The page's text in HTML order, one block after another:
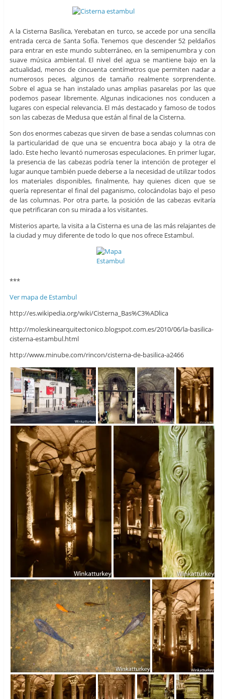
A la Cisterna Basílica, Yerebatan en turco, se accede por una sencilla
entrada cerca de Santa Sofía. Tenemos que descender 52 peldaños
para entrar en este mundo subterráneo, en la semipenumbra y con
suave música ambiental. El nivel del agua se mantiene bajo en la
actualidad, menos de cincuenta centímetros que permiten nadar a
numerosos peces, algunos de tamaño realmente sorprendente.
Sobre el agua se han instalado unas amplias pasarelas por las que
podemos pasear libremente. Algunas indicaciones nos conducen a
lugares con especial relevancia. El más destacado y famoso de todos
son las cabezas de Medusa que están al final de la Cisterna.
Son dos enormes cabezas que sirven de base a sendas columnas con
la particularidad de que una se encuentra boca abajo y la otra de
lado. Este hecho levantó numerosas especulaciones. En primer lugar,
la presencia de las cabezas podría tener la intención de proteger el
lugar aunque también puede deberse a la necesidad de utilizar todos
los materiales disponibles, finalmente, hay quienes dicen que se
quería representar el final del paganismo, colocándolas bajo el peso
de las columnas. Por otra parte, la posición de las cabezas evitaría
que petrificaran con su mirada a los visitantes.
Misterios aparte, la visita a la Cisterna es una de las más relajantes de
la ciudad y muy diferente de todo lo que nos ofrece Estambul.
***
Ver mapa de Estambul
http://es.wikipedia.org/wiki/Cisterna_Bas%C3%ADlica
http://moleskinearquitectonico.blogspot.com.es/2010/06/la-basilica-
cisterna-estambul.html
http://www.minube.com/rincon/cisterna-de-basilica-a2466